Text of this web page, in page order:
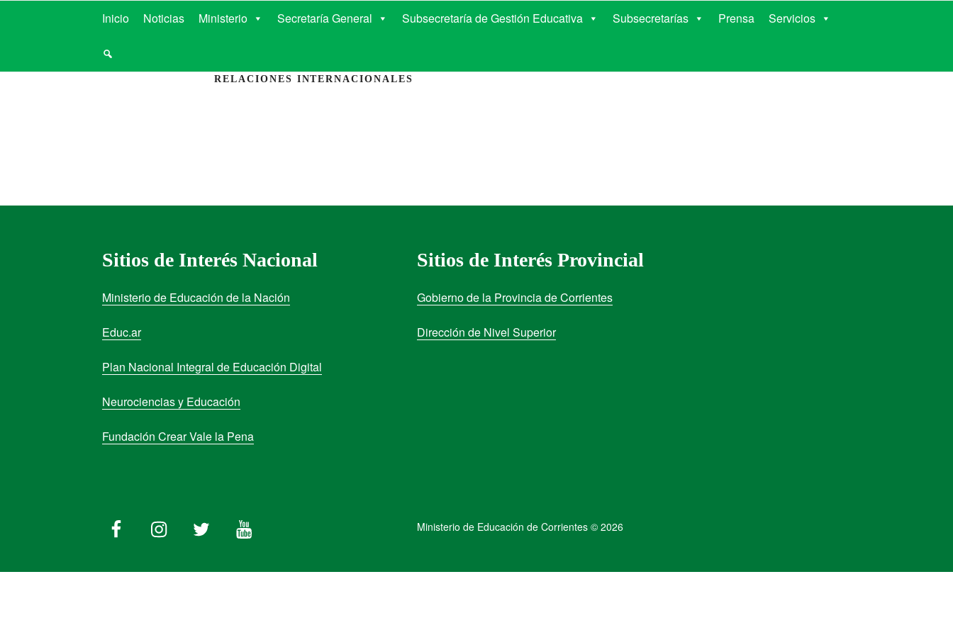
MINISTERIO DE EDUCACIÓN DE CORRIENTES
Inicio Noticias Ministerio Secretaría General Subsecretaría de Gestión Educativa Subsecretarías Prensa Servicios
RELACIONES INTERNACIONALES
Sitios de Interés Nacional
Ministerio de Educación de la Nación
Educ.ar
Plan Nacional Integral de Educación Digital
Neurociencias y Educación
Fundación Crear Vale la Pena
Sitios de Interés Provincial
Gobierno de la Provincia de Corrientes
Dirección de Nivel Superior
Ministerio de Educación de Corrientes © 2026